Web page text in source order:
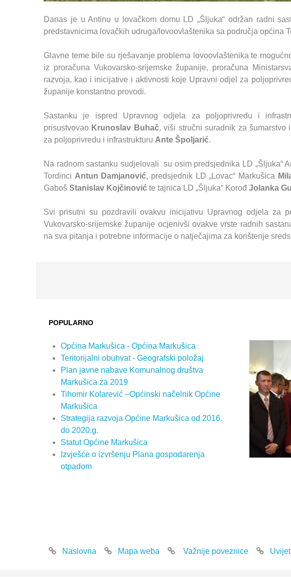
Danas je u Antinu u lovačkom domu LD „Šljuka“ održan radni
predstavnicima lovačkih udruga/lovoovlaštenika sa područja općina
Glavne teme bile su rješavanje problema lovoovlaštenika te
iz proračuna Vukovarsko-srijemske županije, proračuna
razvoja, kao i inicijative i aktivnosti koje Upravni odjel za
županije konstantno provodi.
Sastanku je ispred Upravnog odjela za poljoprivredu i
prisustvovao Krunoslav Buhač, viši stručni suradnik za
za poljoprivredu i infrastrukturu Ante Špoljarić.
Na radnom sastanku sudjelovali su osim predsjednika LD „Šljuka“
Tordinci Antun Damjanović, predsjednik LD „Lovac“ Markušica
Gaboš Stanislav Kojčinović te tajnica LD „Šljuka“ Korođ Jolanka
Svi prisutni su pozdravili ovakvu inicijativu Upravnog odjela za
Vukovarsko-srijemske županije ocjenivši ovakve vrste radnih
na sva pitanja i potrebne informacije o natječajima za korištenje
POPULARNO
Općina Markušica - Općina Markušica
Teritorijalni obuhvat - Geografski položaj
Plan javne nabave Komunalnog društva
Markušica za 2019
Tihomir Kolarević –Općinski načelnik Općine
Markušica
Strategija razvoja Općine Markušica od 2016.
do 2020.g.
Statut Općine Markušica
Izvješće o izvršenju Plana gospodarenja
otpadom
Naslovna Mapa weba Važnije poveznice